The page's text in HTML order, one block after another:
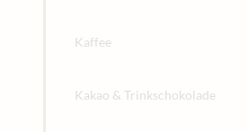
Kaffee
Kakao & Trinkschokolade